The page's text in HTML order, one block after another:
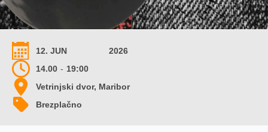
12. JUN
2026
14.00 - 19:00
Vetrinjski dvor, Maribor
Brezplačno